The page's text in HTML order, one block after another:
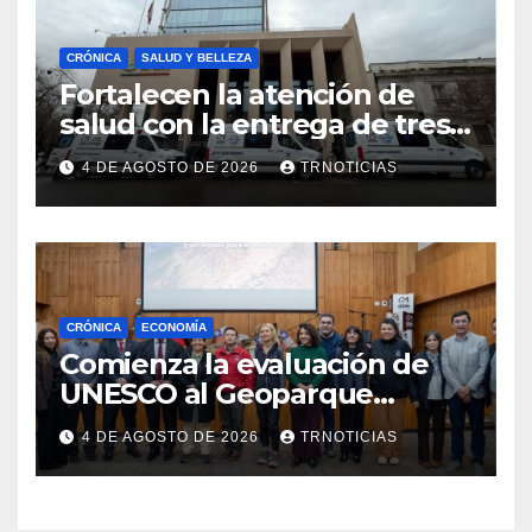
CRÓNICA SALUD Y BELLEZA
Fortalecen la atención de
salud con la entrega de tres
nuevas ambulancias para
Cauquenes y Sagrada Familia
4 DE AGOSTO DE 2026 TRNOTICIAS
CRÓNICA ECONOMÍA
Comienza la evaluación de
UNESCO al Geoparque
Aspirante Pillanmapu en el
Maule
4 DE AGOSTO DE 2026 TRNOTICIAS